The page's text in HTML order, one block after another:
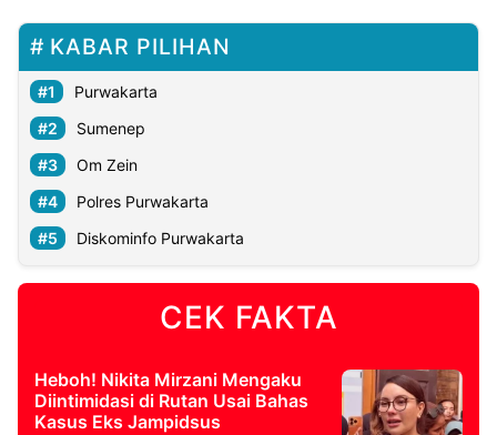
KABAR PILIHAN
Purwakarta
Sumenep
Om Zein
Polres Purwakarta
Diskominfo Purwakarta
CEK FAKTA
Heboh! Nikita Mirzani Mengaku
Diintimidasi di Rutan Usai Bahas
Kasus Eks Jampidsus